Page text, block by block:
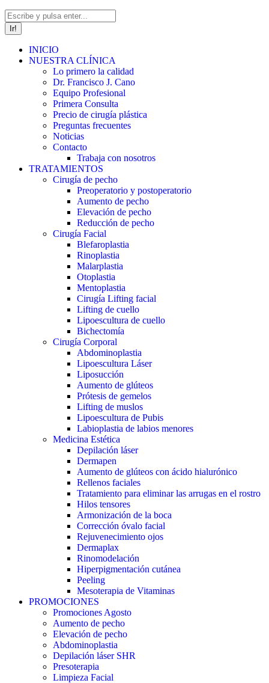
Buscar:
INICIO
NUESTRA CLÍNICA
Lo primero la calidad
Dr. Francisco J. Cano
Equipo Profesional
Primera Consulta
Precio de cirugía plástica
Preguntas frecuentes
Noticias
Contacto
Trabaja con nosotros
TRATAMIENTOS
Cirugía de pecho
Preoperatorio y postoperatorio
Aumento de pecho
Elevación de pecho
Reducción de pecho
Cirugía Facial
Blefaroplastia
Rinoplastia
Malarplastia
Otoplastia
Mentoplastia
Cirugía Lifting facial
Lifting de cuello
Lipoescultura de cuello
Bichectomía
Cirugía Corporal
Abdominoplastia
Lipoescultura Láser
Liposucción
Aumento de glúteos
Prótesis de gemelos
Lifting de muslos
Lipoescultura de Pubis
Labioplastia de labios menores
Medicina Estética
Depilación láser
Dermapen
Aumento de glúteos con ácido hialurónico
Rellenos faciales
Tratamiento para eliminar las arrugas en el rostro
Hilos tensores
Armonización de la boca
Corrección óvalo facial
Rejuvenecimiento ojos
Dermaplax
Rinomodelación
Hiperpigmentación cutánea
Peeling
Mesoterapia de Vitaminas
PROMOCIONES
Promociones Agosto
Aumento de pecho
Elevación de pecho
Abdominoplastia
Depilación láser SHR
Presoterapia
Limpieza Facial